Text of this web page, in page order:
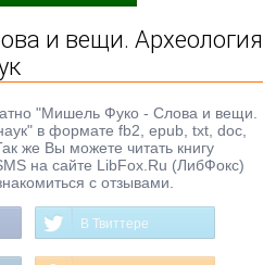
и вещи. Археология
"Мишель Фуко - Слова и вещи.
в формате fb2, epub, txt, doc,
же Вы можете читать книгу
на сайте LibFox.Ru (ЛибФокс)
с отзывами.
В Твиттере